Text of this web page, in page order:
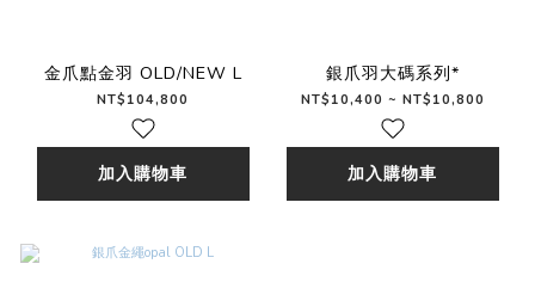
金爪點金羽 OLD/NEW L
NT$104,800
加入購物車
銀爪羽大碼系列*
NT$10,400 ~ NT$10,800
加入購物車